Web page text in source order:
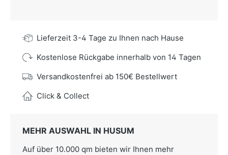
Lieferzeit 3-4 Tage zu Ihnen nach Hause
Kostenlose Rückgabe innerhalb von 14 Tagen
Versandkostenfrei ab 150€ Bestellwert
Click & Collect
MEHR AUSWAHL IN HUSUM
Auf über 10.000 qm bieten wir Ihnen mehr